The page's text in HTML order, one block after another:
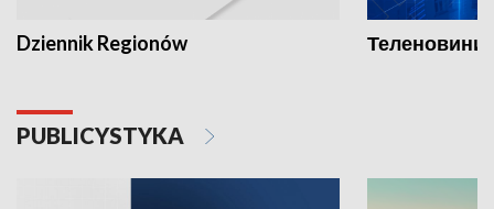
Dziennik Regionów Теленовини
PUBLICYSTYKA